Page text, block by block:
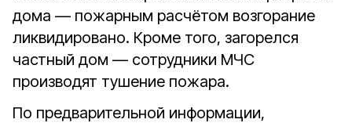
дома — пожарным расчётом возгорание
ликвидировано. Кроме того, загорелся
частный дом — сотрудники МЧС
производят тушение пожара.
По предварительной информации,